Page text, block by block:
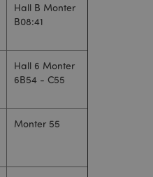
Hall B Monter
B08:41
Hall 6 Monter
6B54 - C55
Monter 55